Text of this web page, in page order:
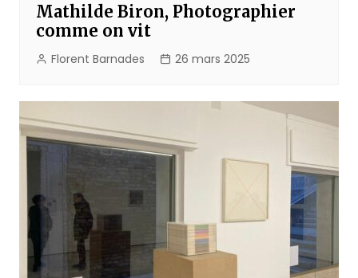
Mathilde Biron, Photographier
comme on vit
Florent Barnades 26 mars 2025